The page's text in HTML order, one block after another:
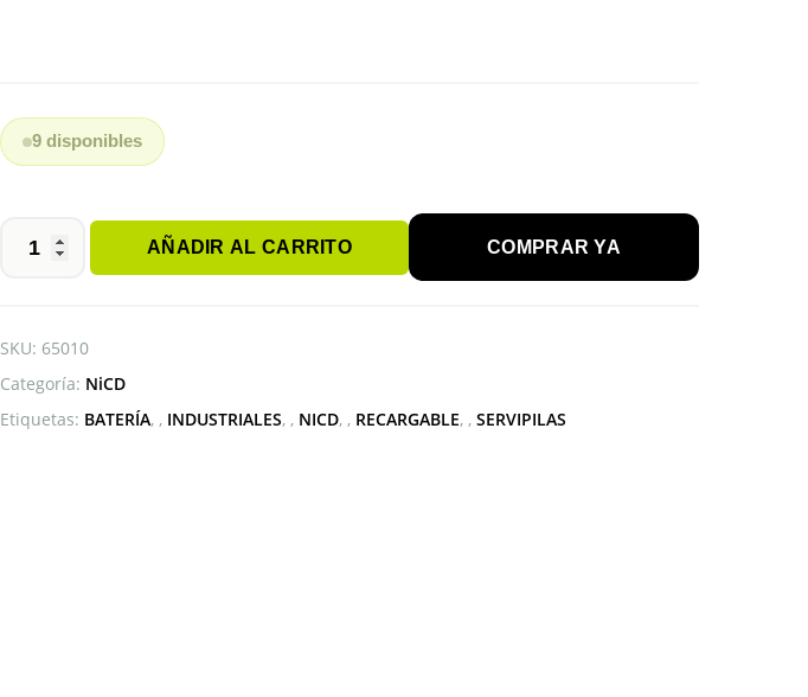
9 disponibles
BATERIA
5000mAh
NiCD
AÑADIR AL CARRITO COMPRAR YA
SKU: 65010
Categoría: NiCD
Etiquetas: BATERÍA , INDUSTRIALES , NICD , RECARGABLE , SERVIPILAS